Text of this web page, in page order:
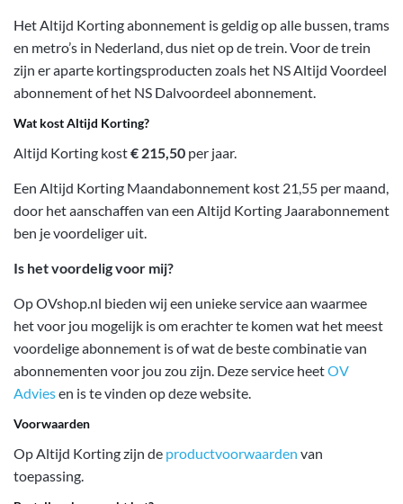
Het Altijd Korting abonnement is geldig op alle bussen, trams
en metro’s in Nederland, dus niet op de trein. Voor de trein
zijn er aparte kortingsproducten zoals het NS Altijd Voordeel
abonnement of het NS Dalvoordeel abonnement.
Wat kost Altijd Korting?
Altijd Korting kost€ 215,50 per jaar.
Een Altijd Korting Maandabonnement kost 21,55 per maand,
door het aanschaffen van een Altijd Korting Jaarabonnement
ben je voordeliger uit.
Is het voordelig voor mij?
Op OVshop.nl bieden wij een unieke service aan waarmee
het voor jou mogelijk is om erachter te komen wat het meest
voordelige abonnement is of wat de beste combinatie van
abonnementen voor jou zou zijn. Deze service heetOV
Adviesen is te vinden op deze website.
Voorwaarden
Op Altijd Korting zijn de productvoorwaarden van
toepassing.